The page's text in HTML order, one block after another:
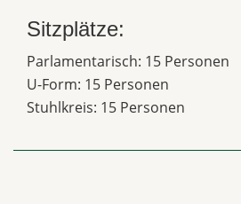
Sitzplätze:
Parlamentarisch: 15 Personen
U-Form: 15 Personen
Stuhlkreis: 15 Personen